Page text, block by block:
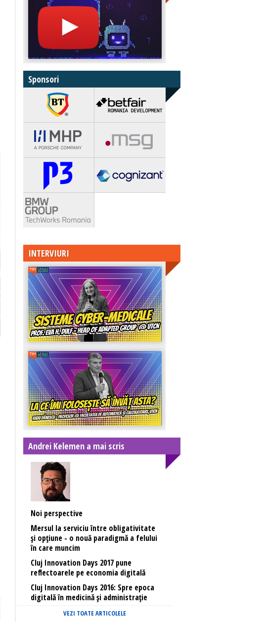
Sponsori
INTERVIURI
Andrei Kelemen a mai scris
Noi perspective
Mersul la serviciu între obligativitate
și opțiune - o nouă paradigmă a felului
în care muncim
Cluj Innovation Days 2017 pune
reflectoarele pe economia digitală
Cluj Innovation Days 2016: Spre epoca
digitală în medicină și administrație
VEZI TOATE ARTICOLELE